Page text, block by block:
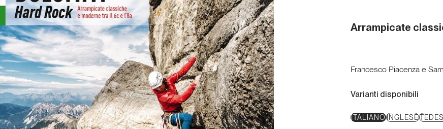
Arrampicate
Francesco Piacenza e
Varianti disponibili
ITALIANOINGLESE